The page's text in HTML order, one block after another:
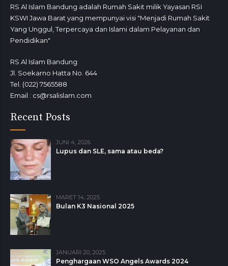
RS Al Islam Bandung adalah Rumah Sakit milik Yayasan RSI
KSWI Jawa Barat yang mempunyai visi "Menjadi Rumah Sakit
Yang Unggul, Terpercaya dan Islami dalam Pelayanan dan
Pendidikan"
RS Al Islam Bandung
Jl. Soekarno Hatta No. 644
Tel. (022) 7565588
Email : cs@rsalislam.com
Recent Posts
JUNI 4, 2026
Lupus dan SLE, sama atau beda?
MARET 14, 2025
Bulan K3 Nasional 2025
JANUARI 20, 2025
Penghargaan WSO Angels Awards 2024